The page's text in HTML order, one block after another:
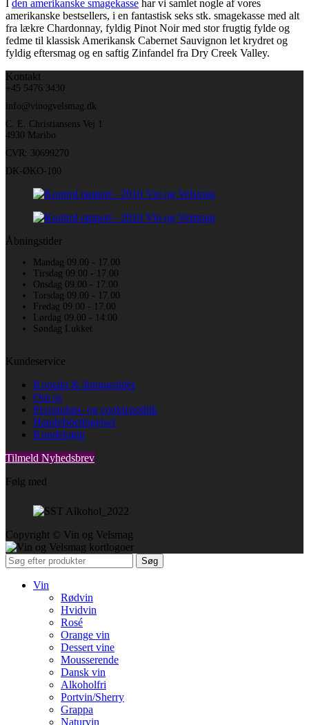
I den amerikanske smagekasse har vi samlet nogle af vores
amerikanske bestsellers, i en fantastisk seks stk. smagekasse med alt
fra lækre Chardonnay, fyldig Pinot Noir med stor frugtig fylde og
fedme til klassisk Amerikansk Cabernet Sauvignon let krydret og
fyldig eftersmag og en saftig Zinfandel fra Dry Creek Valley.
Kontakt
+45 5476 3430
info@vinogvelsmag.dk
C. E. Christiansens Vej 1
4930 Maribo
CVR: 30699270
DK-ØKO-100
Åbningstider
Mandag 09.00 - 17.00
Tirsdag 09.00 - 17.00
Onsdag 09.00 - 17.00
Torsdag 09.00 - 17.00
Fredag 09.00 - 17.00
Lørdag 09.00 - 14.00
Søndag Lukket
Kundeservice
Kontakt & åbningstider
Om os
Persondata- og cookiepolitik
Handelsbetingelser
Kundelogin
Tilmeld Nyhedsbrev
Følg med
Copyright © Vin og Velsmag
Søg
Vin
Rødvin
Hvidvin
Rosé
Orange vin
Dessert vine
Mousserende
Dansk vin
Alkoholfri
Portvin/Sherry
Grappa
Naturvin